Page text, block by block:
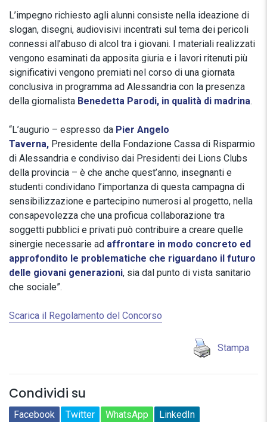
L’impegno richiesto agli alunni consiste nella ideazione di
slogan, disegni, audiovisivi incentrati sul tema dei pericoli
connessi all’abuso di alcol tra i giovani. I materiali realizzati
vengono esaminati da apposita giuria e i lavori ritenuti più
significativi vengono premiati nel corso di una giornata
conclusiva in programma ad Alessandria con la presenza
della giornalista Benedetta Parodi, in qualità di madrina.
“L’augurio – espresso da Pier Angelo
Taverna, Presidente della Fondazione Cassa di Risparmio
di Alessandria e condiviso dai Presidenti dei Lions Clubs
della provincia – è che anche quest’anno, insegnanti e
studenti condividano l’importanza di questa campagna di
sensibilizzazione e partecipino numerosi al progetto, nella
consapevolezza che una proficua collaborazione tra
soggetti pubblici e privati può contribuire a creare quelle
sinergie necessarie ad affrontare in modo concreto ed
approfondito le problematiche che riguardano il futuro
delle giovani generazioni, sia dal punto di vista sanitario
che sociale”.
Scarica il Regolamento del Concorso
Stampa
Condividi su
Facebook Twitter WhatsApp LinkedIn